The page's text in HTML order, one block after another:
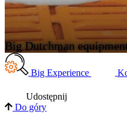
Big Dutchman
Big Experience
Udostępnij
Do góry